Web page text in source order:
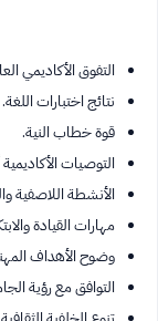
التفوق الأكاديمي
نتائج اختبارات اللغة.
قوة خطاب النية.
التوصيات
الأنشطة اللاصفية
مهارات القيادة
وضوح الأهداف
التوافق مع رؤية